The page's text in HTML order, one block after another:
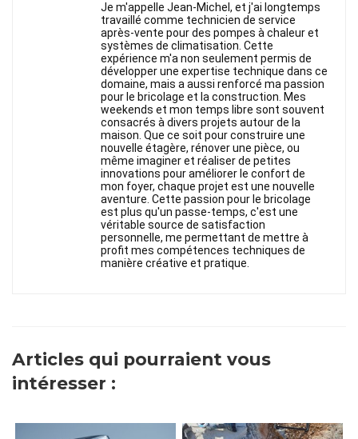
Je m'appelle Jean-Michel, et j'ai longtemps
travaillé comme technicien de service
après-vente pour des pompes à chaleur et
systèmes de climatisation. Cette
expérience m'a non seulement permis de
développer une expertise technique dans ce
domaine, mais a aussi renforcé ma passion
pour le bricolage et la construction. Mes
weekends et mon temps libre sont souvent
consacrés à divers projets autour de la
maison. Que ce soit pour construire une
nouvelle étagère, rénover une pièce, ou
même imaginer et réaliser de petites
innovations pour améliorer le confort de
mon foyer, chaque projet est une nouvelle
aventure. Cette passion pour le bricolage
est plus qu'un passe-temps, c'est une
véritable source de satisfaction
personnelle, me permettant de mettre à
profit mes compétences techniques de
manière créative et pratique.
Articles qui pourraient vous
intéresser :